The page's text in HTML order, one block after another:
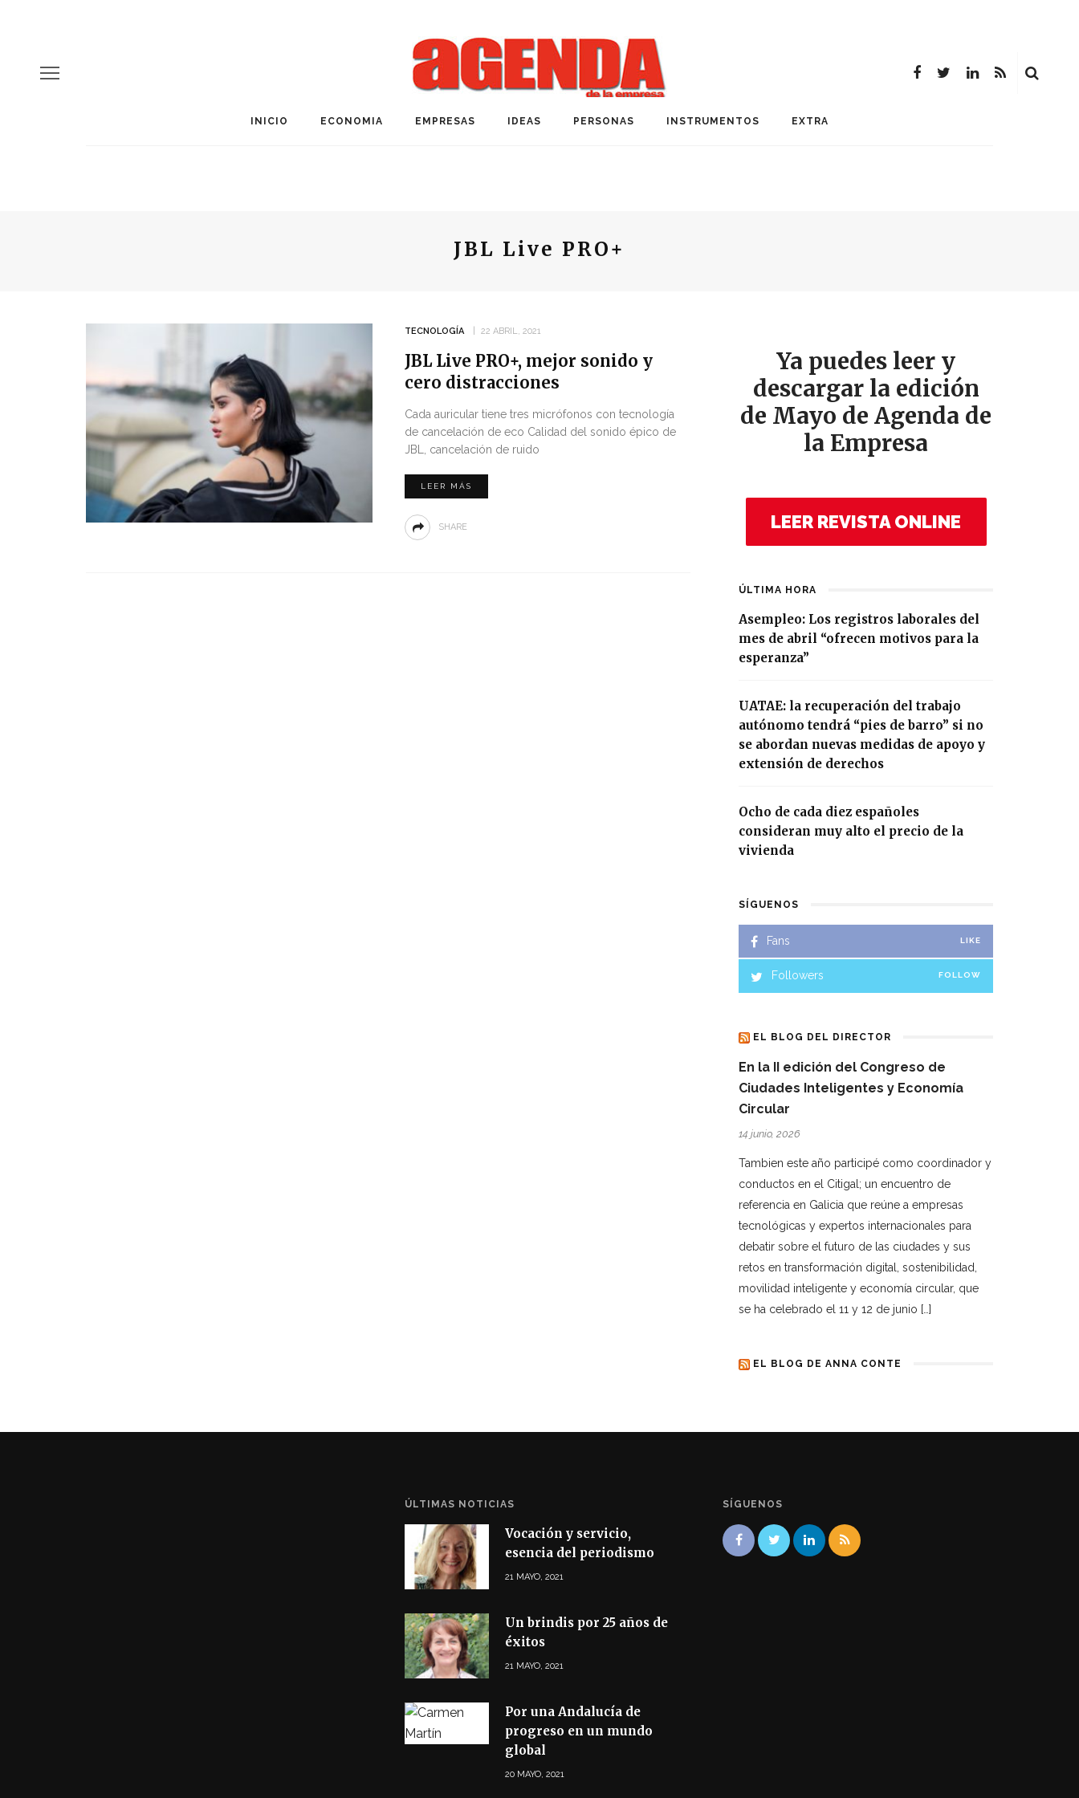
INICIO ECONOMIA EMPRESAS IDEAS PERSONAS INSTRUMENTOS EXTRA
JBL Live PRO+
TECNOLOGÍA 22 ABRIL, 2021
JBL Live PRO+, mejor sonido y
cero distracciones
Cada auricular tiene tres micrófonos con tecnología
de cancelación de eco Calidad del sonido épico de
JBL, cancelación de ruido
LEER MÁS
SHARE
Ya puedes leer y
descargar la edición
de Mayo de Agenda de
la Empresa
LEER REVISTA ONLINE
ÚLTIMA HORA
Asempleo: Los registros laborales del
mes de abril “ofrecen motivos para la
esperanza”
UATAE: la recuperación del trabajo
autónomo tendrá “pies de barro” si no
se abordan nuevas medidas de apoyo y
extensión de derechos
Ocho de cada diez españoles
consideran muy alto el precio de la
vivienda
SÍGUENOS
Fans LIKE
Followers FOLLOW
EL BLOG DEL DIRECTOR
En la II edición del Congreso de
Ciudades Inteligentes y Economía
Circular
14 junio, 2026
Tambien este año participé como coordinador y
conductos en el Citigal; un encuentro de
referencia en Galicia que reúne a empresas
tecnológicas y expertos internacionales para
debatir sobre el futuro de las ciudades y sus
retos en transformación digital, sostenibilidad,
movilidad inteligente y economía circular, que
se ha celebrado el 11 y 12 de junio […]
EL BLOG DE ANNA CONTE
ÚLTIMAS NOTICIAS
Vocación y servicio,
esencia del periodismo
21 MAYO, 2021
Un brindis por 25 años de
éxitos
21 MAYO, 2021
Por una Andalucía de
progreso en un mundo
global
20 MAYO, 2021
SÍGUENOS